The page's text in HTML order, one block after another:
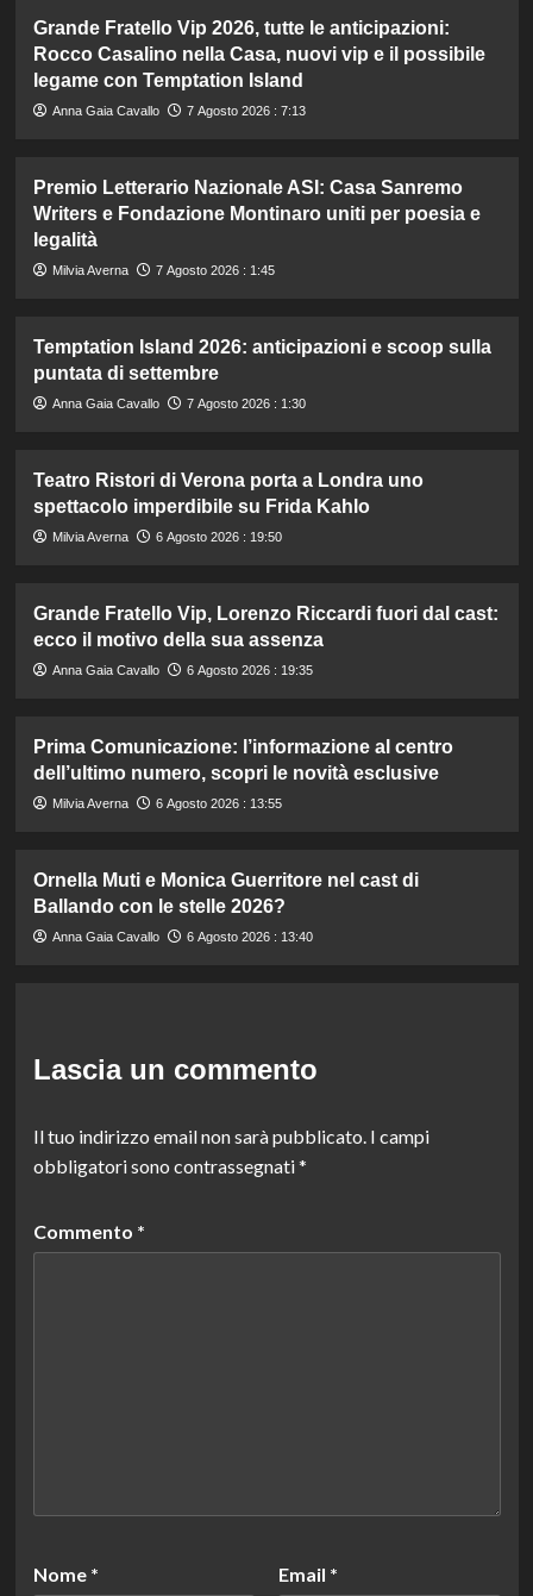
Grande Fratello Vip 2026, tutte le anticipazioni:
Rocco Casalino nella Casa, nuovi vip e il possibile
legame con Temptation Island
Anna Gaia Cavallo 7 Agosto 2026 : 7:13
Premio Letterario Nazionale ASI: Casa Sanremo
Writers e Fondazione Montinaro uniti per poesia e
legalità
Milvia Averna 7 Agosto 2026 : 1:45
Temptation Island 2026: anticipazioni e scoop sulla
puntata di settembre
Anna Gaia Cavallo 7 Agosto 2026 : 1:30
Teatro Ristori di Verona porta a Londra uno
spettacolo imperdibile su Frida Kahlo
Milvia Averna 6 Agosto 2026 : 19:50
Grande Fratello Vip, Lorenzo Riccardi fuori dal cast:
ecco il motivo della sua assenza
Anna Gaia Cavallo 6 Agosto 2026 : 19:35
Prima Comunicazione: l’informazione al centro
dell’ultimo numero, scopri le novità esclusive
Milvia Averna 6 Agosto 2026 : 13:55
Ornella Muti e Monica Guerritore nel cast di
Ballando con le stelle 2026?
Anna Gaia Cavallo 6 Agosto 2026 : 13:40
Lascia un commento
Il tuo indirizzo email non sarà pubblicato. I campi
obbligatori sono contrassegnati*
Commento *
Nome * Email *